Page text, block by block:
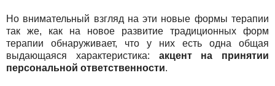
Но внимательный взгляд на эти новые формы терапии
так же, как на новое развитие традиционных форм
терапии обнаруживает, что у них есть одна общая
выдающаяся характеристика: акцент на принятии
персональной ответственности.